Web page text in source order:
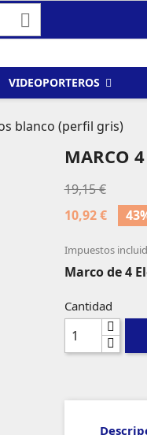

VIDEOPORTEROS
blanco (perfil gris)
MARCO
19,15 €
10,92 €
Impuestos
Marco de 4
Cantidad